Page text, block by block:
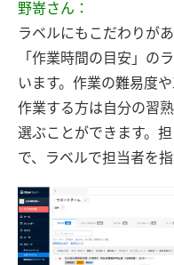
野嵜さん：
ラベルにもこだわりが
「作業時間の目安」の
います。作業の難易度
作業する方は自分の習
選ぶことができます。
で、ラベルで担当者を